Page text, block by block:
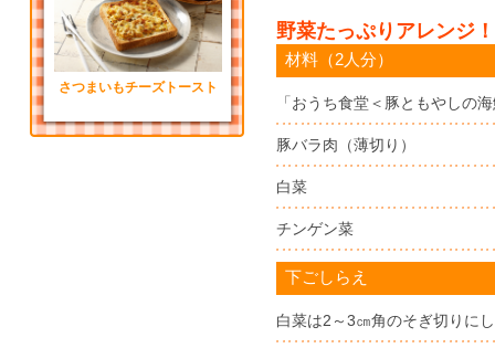
さつまいもチーズトースト
野菜たっぷりアレンジ！
材料（2人分）
「おうち食堂＜豚ともやしの
豚バラ肉（薄切り）
白菜
チンゲン菜
下ごしらえ
白菜は2～3㎝角のそぎ切りに